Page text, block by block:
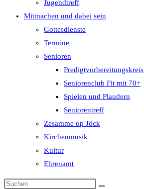
Jugendtreff
Mitmachen und dabei sein
Gottesdienste
Termine
Senioren
Predigtvorbereitungskreis
Seniorenclub Fit mit 70+
Spielen und Plaudern
Seniorentreff
Zesamme op Jöck
Kirchenmusik
Kultur
Ehrenamt